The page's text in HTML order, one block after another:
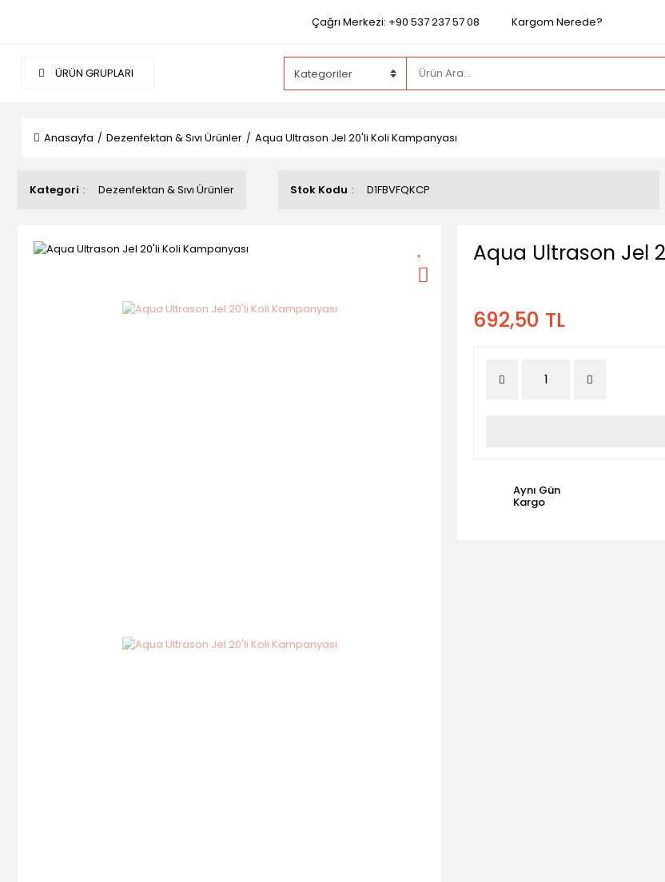
Çağrı Merkezi: +90 537 237 57 08 Kargom Nerede?
ÜRÜN GRUPLARI
Anasayfa Dezenfektan & Sıvı Ürünler Aqua Ultrason Jel 20'li Koli Kampanyası
Kategori Dezenfektan & Sıvı Ürünler Stok Kodu D1FBVFQKCP
Aqua Ultrason Jel
692,50 TL
Aynı Gün
Kargo